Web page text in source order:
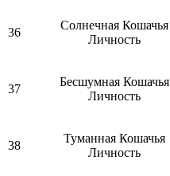
36
Солнечная Кошачья
Личность
37
Бесшумная Кошачья
Личность
38
Туманная Кошачья
Личность